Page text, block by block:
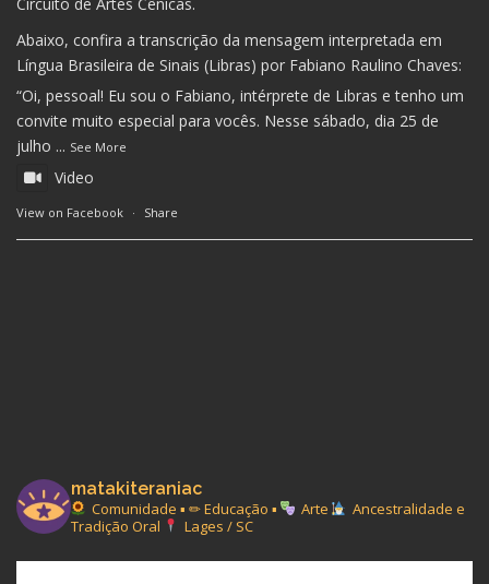
Abaixo, confira a transcrição da mensagem interpretada em
Língua Brasileira de Sinais (Libras) por Fabiano Raulino Chaves:
“Oi, pessoal! Eu sou o Fabiano, intérprete de Libras e tenho um
convite muito especial para vocês. Nesse sábado, dia 25 de
julho ... See More
Video
View on Facebook · Share
matakiteraniac
Comunidade ▪︎ ✏ Educação ▪︎ Arte
Ancestralidade e
Tradição Oral
Lages / SC